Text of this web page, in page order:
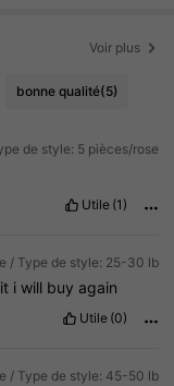
Voir plus
bonne qualité(5)
de style: 5 pièces/rose
Utile (1)
/ Type de style: 25-30 lb
it iwill buy again
Utile (0)
/ Type de style: 45-50 lb